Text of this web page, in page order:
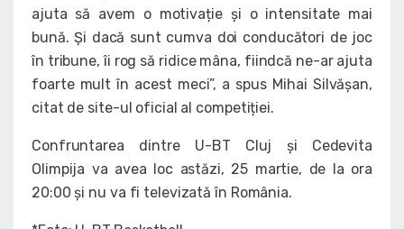
ajuta să avem o motivație și o intensitate mai
bună. Și dacă sunt cumva doi conducători de joc
în tribune, îi rog să ridice mâna, fiindcă ne-ar ajuta
foarte mult în acest meci”, a spus Mihai Silvășan,
citat de site-ul oficial al competiției.
Confruntarea dintre U-BT Cluj și Cedevita
Olimpija va avea loc astăzi, 25 martie, de la ora
20:00 și nu va fi televizată în România.